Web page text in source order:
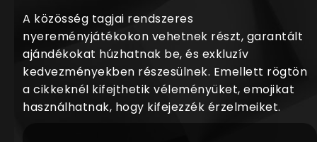
A közösség tagjai rendszeres
nyereményjátékokon vehetnek részt, garantált
ajándékokat húzhatnak be, és exkluzív
kedvezményekben részesülnek. Emellett rögtön
a cikkeknél kifejthetik véleményüket, emojikat
használhatnak, hogy kifejezzék érzelmeiket.